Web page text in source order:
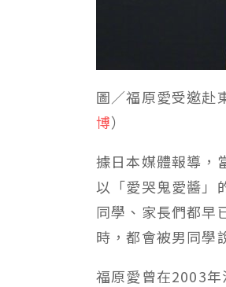
圖／福原愛受邀赴
博）
據日本媒體報導，
以「愛哭鬼愛醬」
同學、家長們都早
時，都會被男同學
福原愛曾在2003